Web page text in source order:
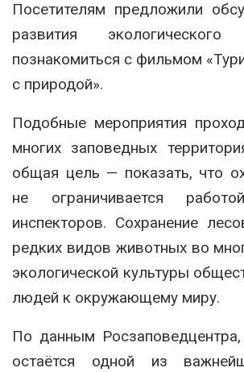
Посетителям предложили
развития
познакомиться с фильмом
с природой».
Подобные мероприятия
многих заповедных
общая цель — показать, что
не ограничивается
инспекторов. Сохранение
редких видов животных во
экологической культуры
людей к окружающему миру.
По данным
остаётся одной из